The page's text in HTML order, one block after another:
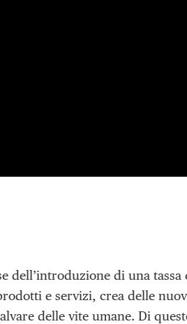
dell’introduzione di una
e servizi, crea delle
delle vite umane. Di